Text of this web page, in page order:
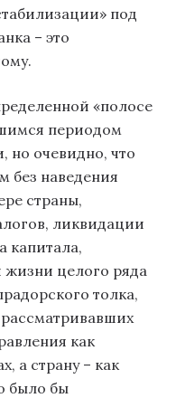
под
– это
«полосе
периодом
но очевидно, что
без наведения
страны,
ликвидации
капитала,
жизни целого ряда
толка,
как
а страну – как
было бы